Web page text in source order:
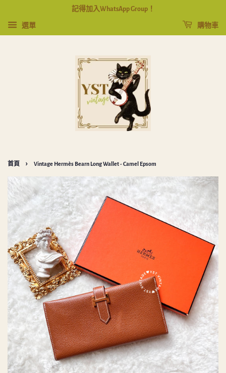
記得加入WhatsApp Group！
選單 購物車
首頁 › Vintage Hermès Bearn Long Wallet - Camel Epsom